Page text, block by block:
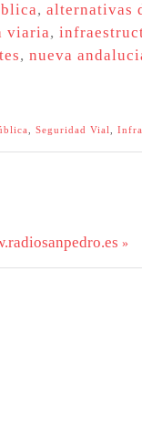
, alternativas
viaria,
, nueva
Seguridad Vial